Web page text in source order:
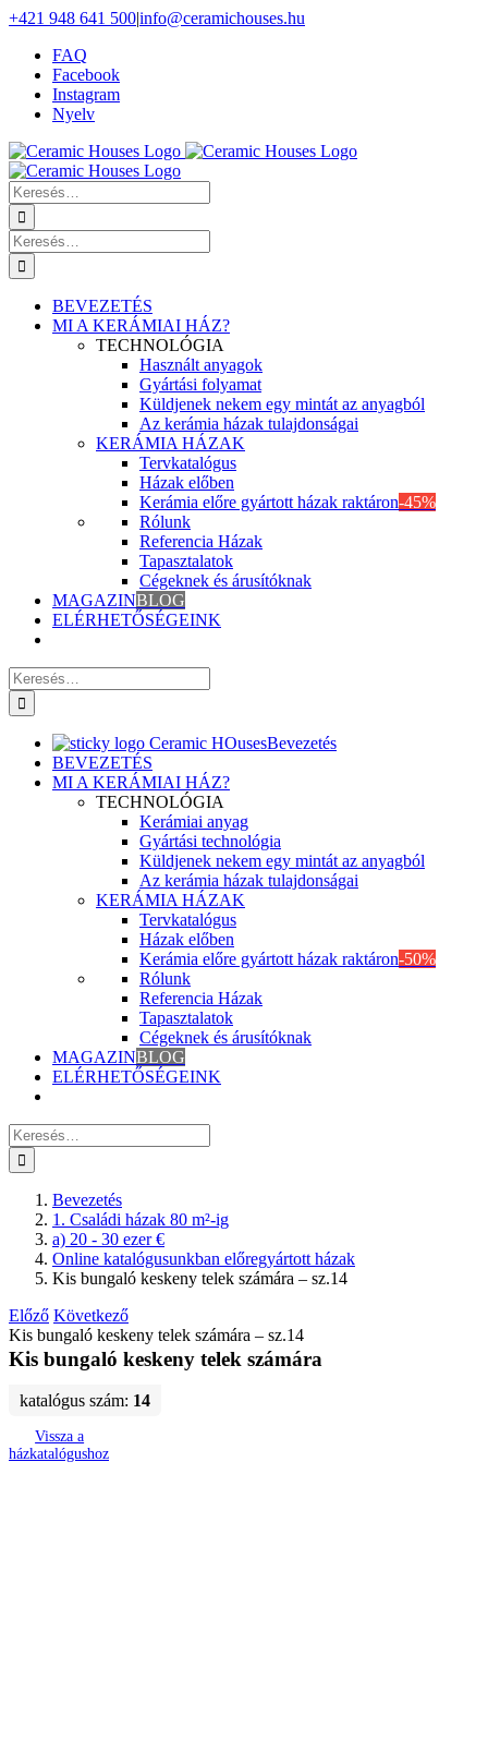
Skip
content
+421 948 641 500|info@ceramichouses.hu
FAQ
Facebook
Instagram
Nyelv
Keresés
erre:
Keresés
erre:
BEVEZETÉS
MI A KERÁMIAI HÁZ?
TECHNOLÓGIA
Használt anyagok
Gyártási folyamat
Küldjenek nekem egy mintát az anyagból
Az kerámia házak tulajdonságai
KERÁMIA HÁZAK
Tervkatalógus
Házak előben
Kerámia előre gyártott házak raktáron-45%
Rólunk
Referencia Házak
Tapasztalatok
Cégeknek és árusítóknak
MAGAZINBLOG
ELÉRHETŐSÉGEINK
Keresés
erre:
Bevezetés
BEVEZETÉS
MI A KERÁMIAI HÁZ?
TECHNOLÓGIA
Kerámiai anyag
Gyártási technológia
Küldjenek nekem egy mintát az anyagból
Az kerámia házak tulajdonságai
KERÁMIA HÁZAK
Tervkatalógus
Házak előben
Kerámia előre gyártott házak raktáron-50%
Rólunk
Referencia Házak
Tapasztalatok
Cégeknek és árusítóknak
MAGAZINBLOG
ELÉRHETŐSÉGEINK
Keresés
erre:
Bevezetés
1. Családi házak 80 m²-ig
a) 20 - 30 ezer €
Online katalógusunkban előregyártott házak
Kis bungaló keskeny telek számára – sz.14
Előző Következő
Kis bungaló keskeny telek számára – sz.14
Kis bungaló keskeny telek számára
katalógus szám: 14
Vissza a
házkatalógushoz